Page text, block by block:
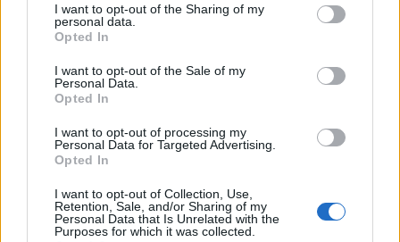
I want to opt-out of the Sharing of my
personal data.
Opted In
I want to opt-out of the Sale of my
Personal Data.
Opted In
I want to opt-out of processing my
Personal Data for Targeted Advertising.
Opted In
I want to opt-out of Collection, Use,
Retention, Sale, and/or Sharing of my
Personal Data that Is Unrelated with the
Purposes for which it was collected.
prezidentus(20)
50 kartų
Lietuva
Ugniagesiai: dėl audros
nuverstų medžių į
iškvietimus vykome 49
Pedagogų deficitas:
mokyklos ieško
išsigelbėjimo